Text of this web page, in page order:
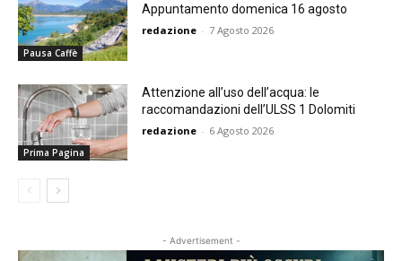
Pausa Caffè
Appuntamento domenica 16 agosto
redazione - 7 Agosto 2026
Prima Pagina
Attenzione all’uso dell’acqua: le
raccomandazioni dell’ULSS 1 Dolomiti
redazione - 6 Agosto 2026
- Advertisement -